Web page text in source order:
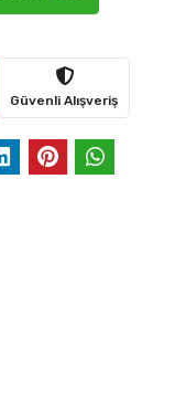
Güvenli Alışveriş